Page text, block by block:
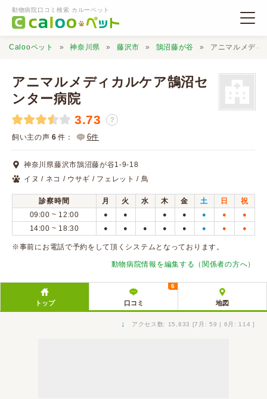
動物病院口コミ検索 カルーペット
動物病院検索
口コミ投稿
Calooペット 神奈川県 藤沢市 鵠沼藤が谷 アニマルメディ
アニマルメディカルケア鵠沼セ
ンター病院
3.73 ？
飼い主の声 6 件： 6件
神奈川県藤沢市鵠沼藤が谷1-9-18
イヌ / ネコ / ウサギ / フェレット / 鳥
診察時間 月 火 水 木 金 土 日
祝
09:00 ~ 12:00
● ● ● ● ● ● ●
14:00 ~ 18:30 ● ● ● ● ● ● ● ●
※事前にお電話で予約をして頂くシステムとなっております。
動物病院情報を編集する（関係者の方へ）
トップ 口コミ
6
地図
↓ アクセス数: 15,833 [7月: 59 | 6月: 114 ]